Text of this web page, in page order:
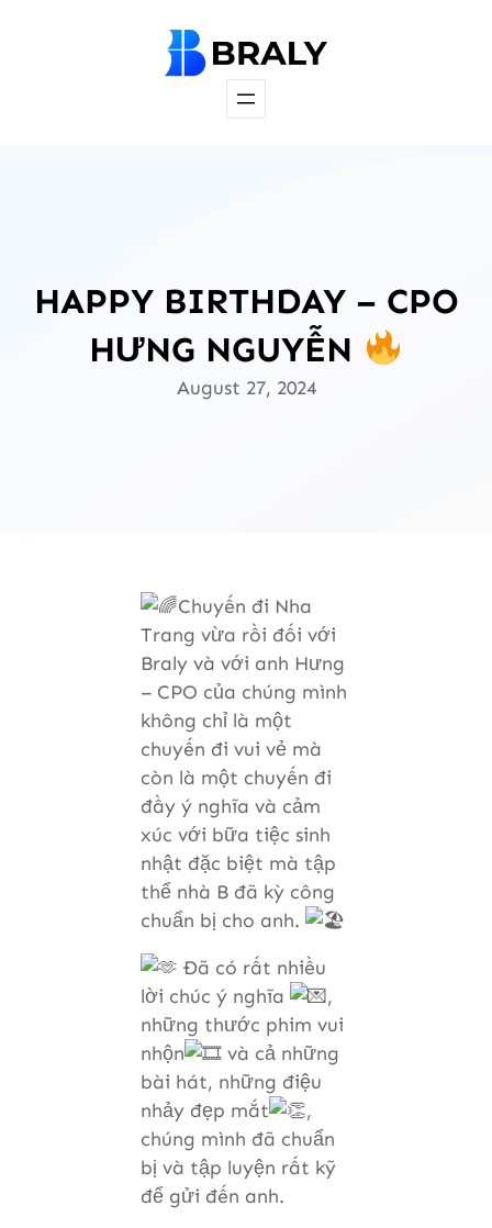
HAPPY BIRTHDAY – CPO
HƯNG NGUYỄN
August 27, 2024
Chuyến đi Nha
Trang vừa rồi đối với
Braly và với anh Hưng
– CPO của chúng mình
không chỉ là một
chuyến đi vui vẻ mà
còn là một chuyến đi
đầy ý nghĩa và cảm
xúc với bữa tiệc sinh
nhật đặc biệt mà tập
thể nhà B đã kỳ công
chuẩn bị cho anh.
Đã có rất nhiều
lời chúc ý nghĩa
,
những thước phim vui
nhộn
và cả những
bài hát, những điệu
nhảy đẹp mắt
,
chúng mình đã chuẩn
bị và tập luyện rất kỹ
để gửi đến anh.